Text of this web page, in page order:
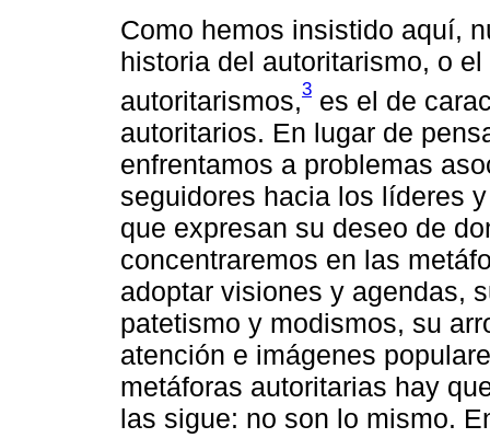
Como hemos insistido aquí,
historia del autoritarismo, o
autoritarismos,3 es el de
autoritarios. En lugar de
enfrentamos a problemas
seguidores hacia los líderes
que expresan su deseo de
concentraremos en las
adoptar visiones y agendas,
patetismo y modismos, su
atención e imágenes
metáforas autoritarias hay
las sigue: no son lo mismo.